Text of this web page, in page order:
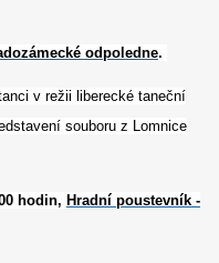
odpoledne.
v režii liberecké taneční
souboru z Lomnice
hodin, Hradní poustevník -